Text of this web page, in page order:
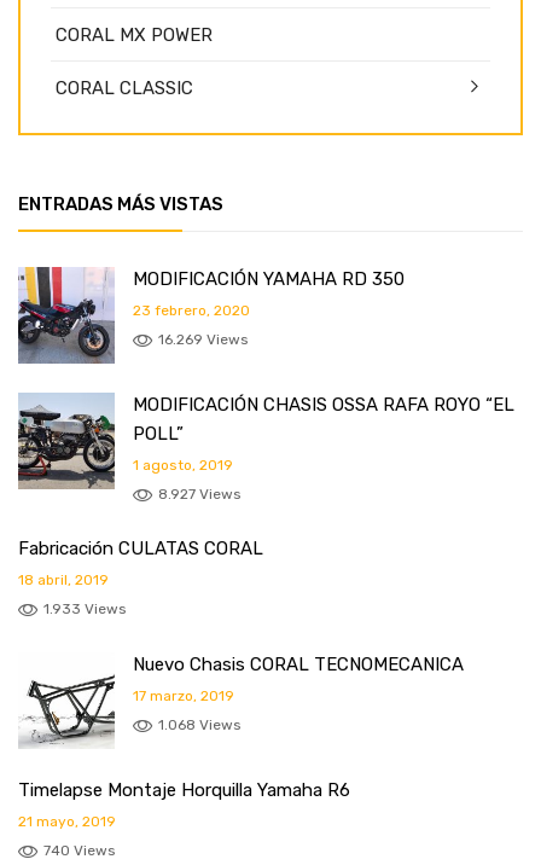
CORAL MX POWER
CORAL CLASSIC
ENTRADAS MÁS VISTAS
MODIFICACIÓN YAMAHA RD 350
23 febrero, 2020
16.269 Views
MODIFICACIÓN CHASIS OSSA RAFA ROYO “EL
POLL”
1 agosto, 2019
8.927 Views
Fabricación CULATAS CORAL
18 abril, 2019
1.933 Views
Nuevo Chasis CORAL TECNOMECANICA
17 marzo, 2019
1.068 Views
Timelapse Montaje Horquilla Yamaha R6
21 mayo, 2019
740 Views